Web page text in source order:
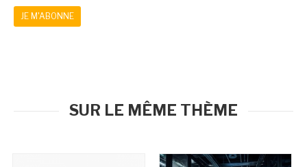
JE M'ABONNE
SUR LE MÊME THÈME